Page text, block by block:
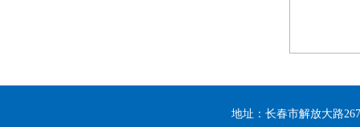
地址：长春市解放大路